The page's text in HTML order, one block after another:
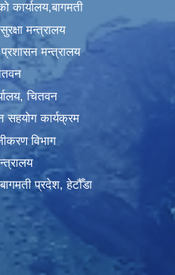
कार्यालय,बागमती
मन्त्रालय
मन्त्रालय
चितवन
सहयोग कार्यक्रम
विभाग
प्रदेश, हेटौँडा